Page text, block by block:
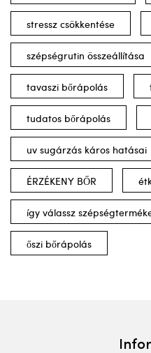
stressz csökkentése
szépségrutin összeállítása
tavaszi bőrápolás
tudatos bőrápolás
uv sugárzás káros hatásai
ÉRZÉKENY BŐR
így válassz
őszi bőrápolás